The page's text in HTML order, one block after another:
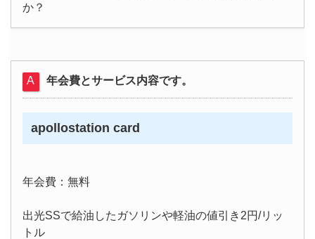
か？
年会費とサービス内容です。
apollostation card
年会費：無料
出光SSで給油したガソリンや軽油の値引き2円/リッ
トル